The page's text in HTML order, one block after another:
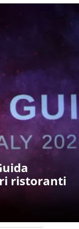
ristoranti